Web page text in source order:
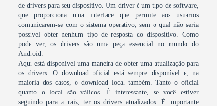
de drivers para seu dispositivo. Um driver é um tipo de software,
que proporciona uma interface que permite aos usuários
comunicarem-se com o sistema operativo, sem o qual não seria
possível obter nenhum tipo de resposta do dispositivo. Como
pode ver, os drivers são uma peça essencial no mundo do
Android.
Aqui está disponível uma maneira de obter uma atualização para
os drivers. O download oficial está sempre disponível e, na
maioria dos casos, o download local também. Tanto o oficial
quanto o local são válidos. É interessante, se você estiver
seguindo para a raiz, ter os drivers atualizados. É importante